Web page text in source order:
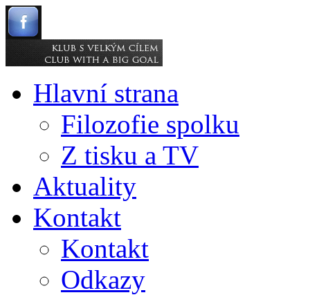
Hlavní strana
Filozofie spolku
Z tisku a TV
Aktuality
Kontakt
Kontakt
Odkazy